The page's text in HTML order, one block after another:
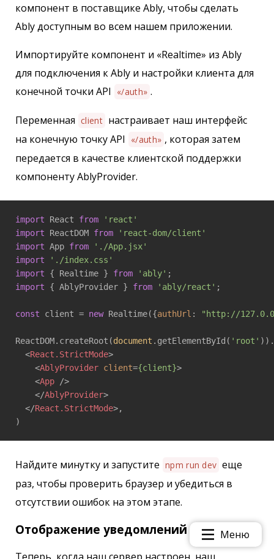
компонент в поставщике Ably, чтобы сделать
Ably доступным во всем нашем приложении.
Импортируйте компонент и «Realtime» из Ably
для подключения к Ably и настройки клиента для
конечной точки API
«/auth» .
Переменная client настраивает наш интерфейс
на конечную точку API
«/auth» , которая затем
передается в качестве клиентской поддержки
компоненту AblyProvider.
import React from
'react'
import ReactDOM from
'react-dom/client'
import App from
'./App.jsx'
import
'./index.css'
import { Realtime } from 'ably'
import { AblyProvider } from 'ably/react' ;
const client = new Realtime({authUrl : "http://
ReactDOM.createRoot(document .getElementById( 'root'
<React.StrictMode>
<AblyProvider client={client}>
<App />
</AblyProvider>
</React.StrictMode>,
)
Найдите минутку и запустите npm run dev еще
раз, чтобы проверить браузер и убедиться в
отсутствии ошибок на этом этапе.
Отображение уведомлений в браузере
Меню